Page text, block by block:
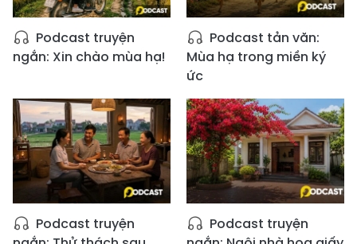
Podcast truyện
ngắn: Xin chào mùa hạ!
Podcast tản văn:
Mùa hạ trong miền ký
ức
Podcast truyện
Podcast truyện